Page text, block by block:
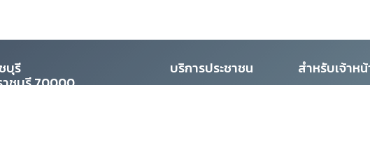
บุรี
าชบุรี 70000
บริการประชาชน สำหรับเจ้าห